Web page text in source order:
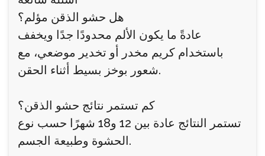
هل حشو الذقن مؤلم؟
عادةً ما يكون الألم محدودًا جدًا ويخفف
باستخدام كريم مخدر أو تخدير موضعي، مع
شعور بوخز بسيط أثناء الحقن.
كم تستمر نتائج حشو الذقن؟
تستمر النتائج عادة بين 12 و18 شهرًا حسب نوع
الحشوة وطبيعة الجسم.